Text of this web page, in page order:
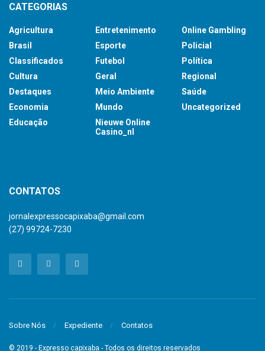
CATEGORIAS
Agricultura
Brasil
Classificados
Cultura
Destaques
Economia
Educação
Entretenimento
Esporte
Futebol
Geral
Meio Ambiente
Mundo
Nieuwe Online
Casino_nl
Online Gambling
Policial
Política
Regional
Saúde
Uncategorized
CONTATOS
jornalexpressocapixaba@gmail.com
(27) 99724-7230
Sobre Nós Expediente Contatos
© 2019 - Expresso capixaba - Todos os direitos reservados